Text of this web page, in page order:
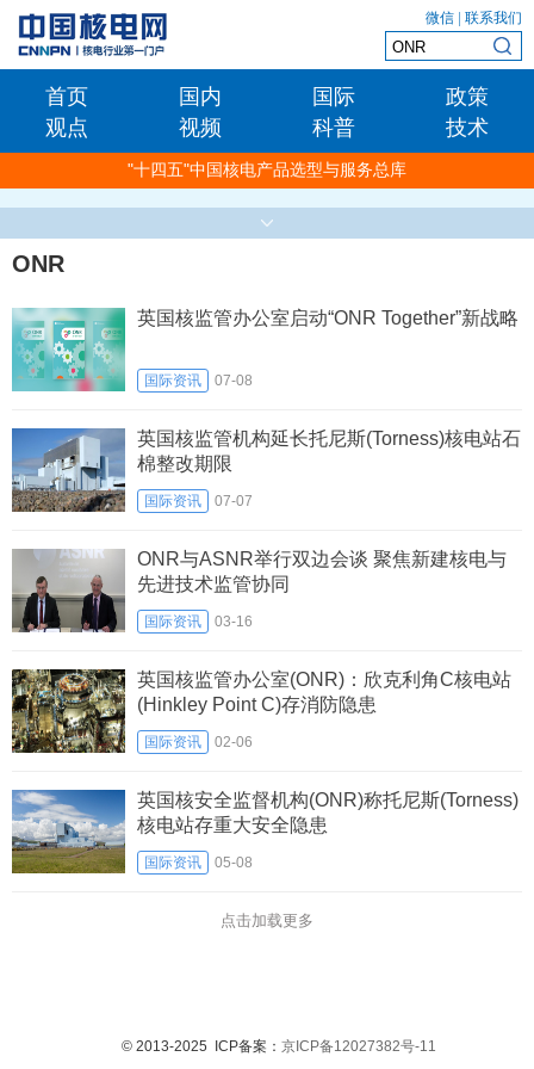
微信 联系我们
首页 国内 国际
政策
观点
视频 科普 技术
"十四五"中国核电产品选型与服务总库
ONR
英国核监管办公室启动“ONR Together”新战略
国际资讯 07-08
英国核监管机构延长托尼斯(Torness)核电站石
棉整改期限
国际资讯 07-07
ONR与ASNR举行双边会谈 聚焦新建核电与
先进技术监管协同
国际资讯 03-16
英国核监管办公室(ONR)：欣克利角C核电站
(Hinkley Point C)存消防隐患
国际资讯 02-06
英国核安全监督机构(ONR)称托尼斯(Torness)
核电站存重大安全隐患
国际资讯 05-08
点击加载更多
© 2013-2025 ICP备案： 京ICP备12027382号-11